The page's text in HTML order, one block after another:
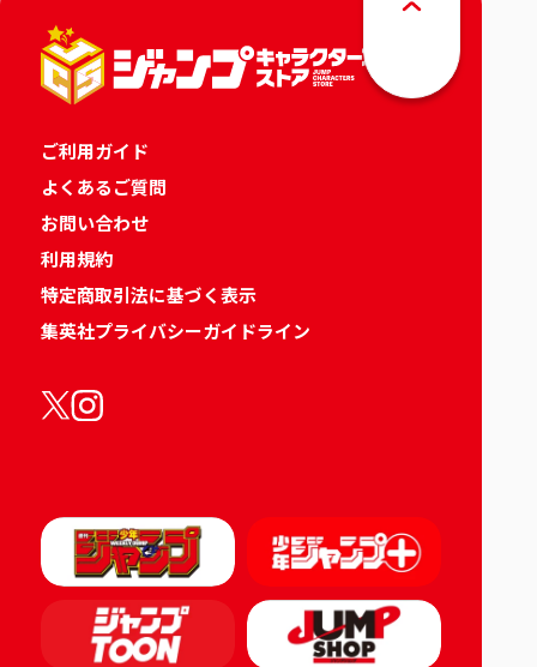
ご利用ガイド
よくあるご質問
お問い合わせ
利用規約
特定商取引法に基づく表示
集英社プライバシーガイドライン